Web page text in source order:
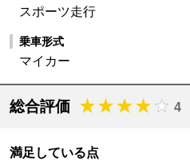
スポーツ走行
乗車形式
マイカー
総合評価 4
満足している点